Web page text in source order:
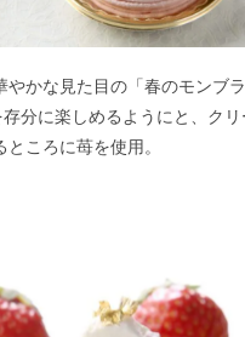
やかな見た目の「春のモンブ
分に楽しめるようにと、クリ
ところに苺を使用。